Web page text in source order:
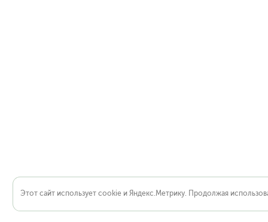
Этот сайт использует cookie и Яндекс.Метрику. Продолжая